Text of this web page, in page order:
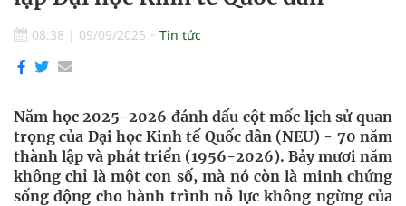
08:38 | 09/09/2025 Tin tức
Năm học 2025-2026 đánh dấu cột mốc lịch sử quan
trọng của Đại học Kinh tế Quốc dân (NEU) - 70 năm
thành lập và phát triển (1956-2026). Bảy mươi năm
không chỉ là một con số, mà nó còn là minh chứng
sống động cho hành trình nỗ lực không ngừng của